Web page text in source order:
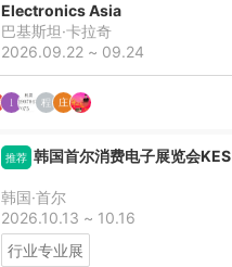
Electronics Asia
巴基斯坦·卡拉奇
2026.09.22 ~ 09.24
推荐 韩国首尔消费电子展览会KES
韩国·首尔
2026.10.13 ~ 10.16
行业专业展